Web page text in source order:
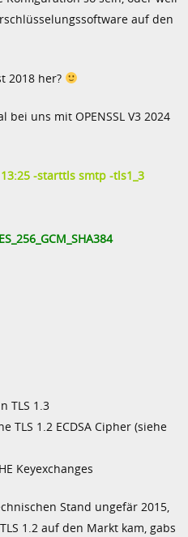
auf den
2018 her?
uns mit OPENSSL V3 2024
-starttls smtp -tls1_3
TLS 1.3
TLS 1.2 ECDSA Cipher (siehe
Keyexchanges
Stand ungefär 2015,
1.2 auf den Markt kam, gabs